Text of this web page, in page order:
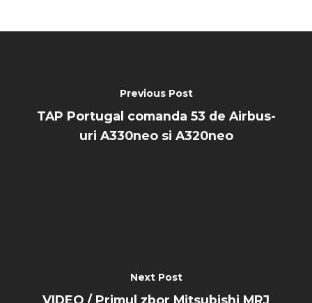
Previous Post
TAP Portugal comanda 53 de Airbus-
uri A330neo si A320neo
Next Post
VIDEO / Primul zbor Mitsubishi MRJ